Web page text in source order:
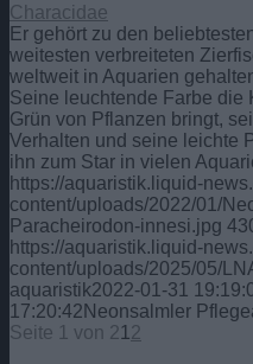
Characidae
Er gehört zu den
weitesten verbreiteten
weltweit in Aquarien
Seine leuchtende Farbe die
Grün von Pflanzen bringt,
Verhalten und seine leichte
ihn zum Star in vielen
https://aquaristik.liquid-
content/uploads/2022/01/
Paracheirodon-innesi.jpg
https://aquaristik.liquid-
content/uploads/2025/05/
aquaristik2022-01-31
17:20:42 Neonsalmler
Seite 1 von 21 2